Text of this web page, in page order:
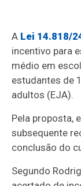
A Lei 14.818/
incentivo para
médio em
estudantes de
adultos (EJA).
Pela proposta,
subsequente
conclusão do
Segundo